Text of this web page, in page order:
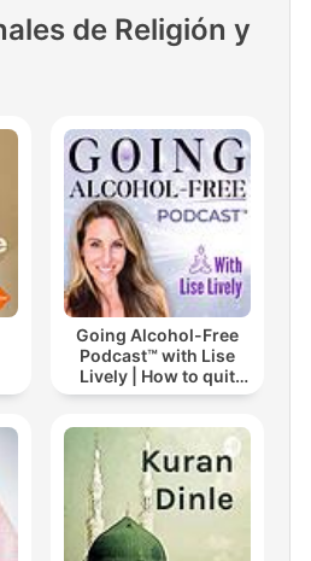
de Religión y
Going Alcohol-Free
Podcast™ with Lise
Lively | How to quit
drinking alcohol